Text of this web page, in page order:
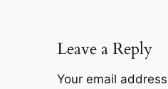
Leave a Reply
Your email